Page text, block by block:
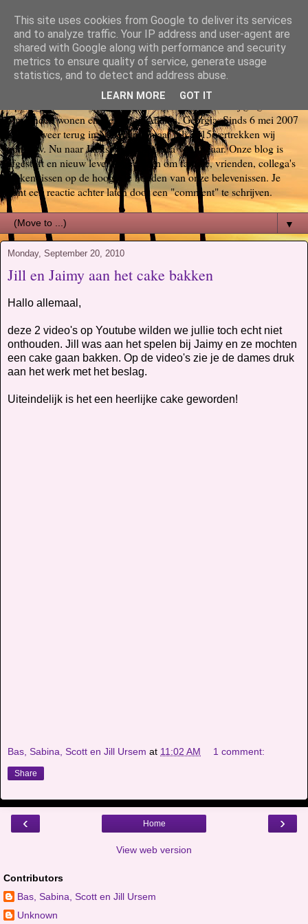
Bas, Sabina, Scott en Jill go
again USA
6 maanden wonen en werken in Atlanta, Georgia. Sinds 6 mei 2007
zijn we weer terug in Nederland, maar juli 2015 vertrekken wij
opnieuw. Nu naar Jacksonville, Florida voor 3 jaar. Onze blog is
afgestoft en nieuw leven ingeblazen om familie, vrienden, collega's
en kennissen op de hoogte te houden van onze belevenissen. Je
kunt een reactie achter laten door een "comment" te schrijven.
▼
Monday, September 20, 2010
Jill en Jaimy aan het cake bakken
Hallo allemaal,
deze 2 video's op Youtube wilden we jullie toch echt niet
onthouden. Jill was aan het spelen bij Jaimy en ze mochten
een cake gaan bakken. Op de video's zie je de dames druk
aan het werk met het beslag.
Uiteindelijk is het een heerlijke cake geworden!
Bas, Sabina, Scott en Jill Ursem at 11:02 AM 1 comment:
Share
‹ ›
Home
View web version
Contributors
Bas, Sabina, Scott en Jill Ursem
Unknown
This site uses cookies from Google to deliver its services
and to analyze traffic. Your IP address and user-agent are
shared with Google along with performance and security
metrics to ensure quality of service, generate usage
statistics, and to detect and address abuse.
LEARN MORE GOT IT